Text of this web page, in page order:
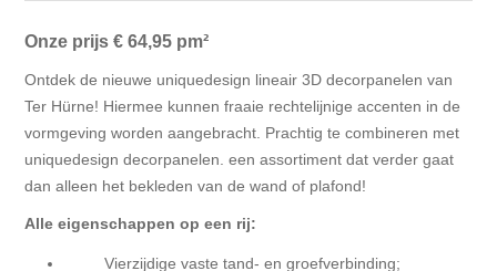
Gevel-en dakrand bekleding Novalit outdoor® made by
SK Stemid kunststoffen
Gevelbekleding HDM outdoor ® weersbestendige
massief click 'N screw gevelpanelen
Aluminium profielen
Vloeren legservice door professionals
Onze prijs € 64,95 pm²
Ontdek de nieuwe uniquedesign lineair 3D decorpanelen van
Ter Hürne! Hiermee kunnen fraaie rechtelijnige accenten in de
vormgeving worden aangebracht. Prachtig te combineren met
uniquedesign decorpanelen. een assortiment dat verder gaat
dan alleen het bekleden van de wand of plafond!
Alle eigenschappen op een rij:
Vierzijdige vaste tand- en groefverbinding;